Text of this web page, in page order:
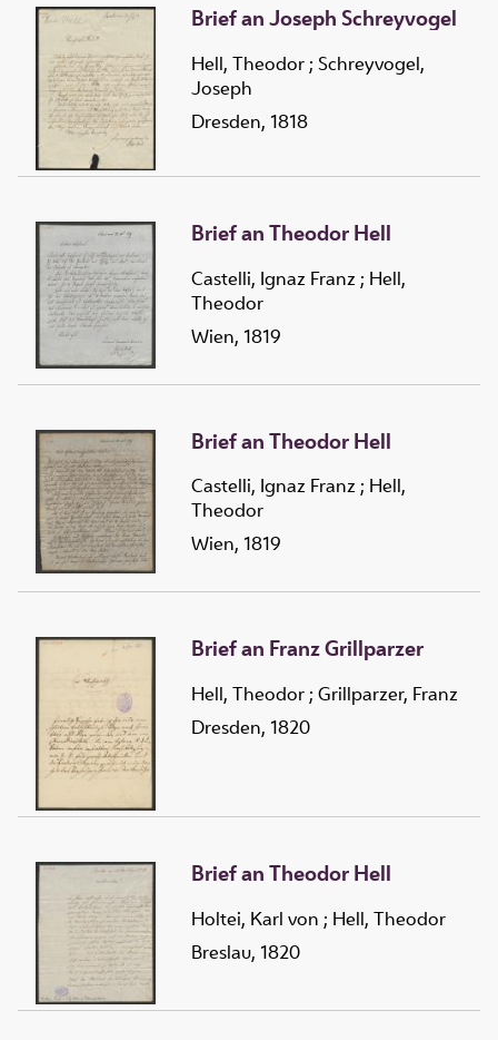
Brief an Joseph Schreyvogel
Hell, Theodor ; Schreyvogel,
Joseph
Dresden, 1818
Brief an Theodor Hell
Castelli, Ignaz Franz ; Hell,
Theodor
Wien, 1819
Brief an Theodor Hell
Castelli, Ignaz Franz ; Hell,
Theodor
Wien, 1819
Brief an Franz Grillparzer
Hell, Theodor ; Grillparzer, Franz
Dresden, 1820
Brief an Theodor Hell
Holtei, Karl von ; Hell, Theodor
Breslau, 1820